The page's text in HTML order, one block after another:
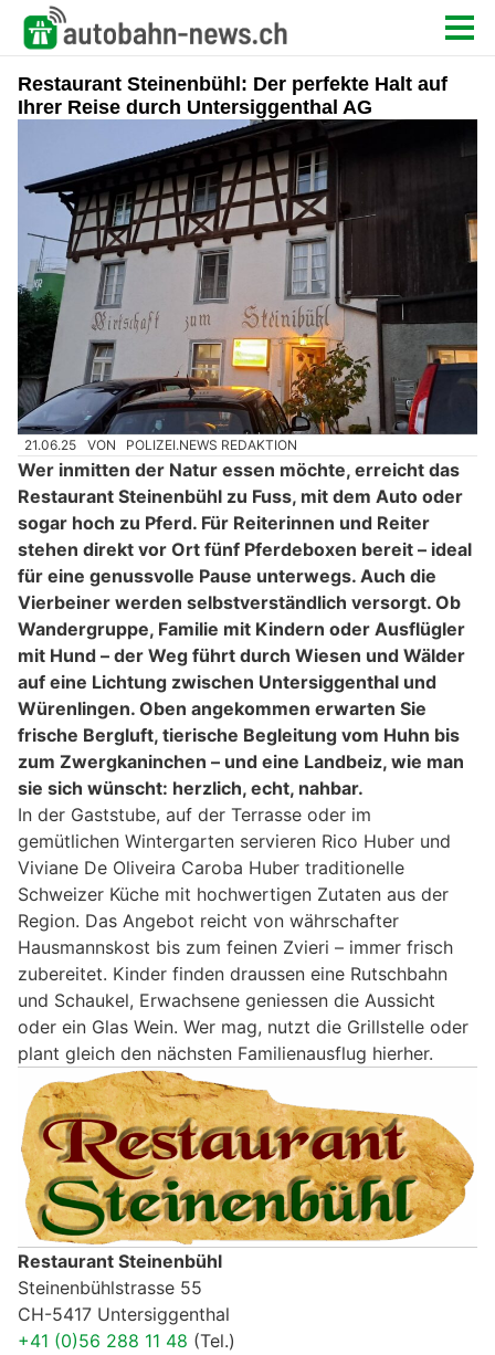
Restaurant Steinenbühl: Der perfekte Halt auf
Ihrer Reise durch Untersiggenthal AG
21.06.25 VON POLIZEI.NEWS REDAKTION
Wer inmitten der Natur essen möchte, erreicht das
Restaurant Steinenbühl zu Fuss, mit dem Auto oder
sogar hoch zu Pferd. Für Reiterinnen und Reiter
stehen direkt vor Ort fünf Pferdeboxen bereit – ideal
für eine genussvolle Pause unterwegs. Auch die
Vierbeiner werden selbstverständlich versorgt. Ob
Wandergruppe, Familie mit Kindern oder Ausflügler
mit Hund – der Weg führt durch Wiesen und Wälder
auf eine Lichtung zwischen Untersiggenthal und
Würenlingen. Oben angekommen erwarten Sie
frische Bergluft, tierische Begleitung vom Huhn bis
zum Zwergkaninchen – und eine Landbeiz, wie man
sie sich wünscht: herzlich, echt, nahbar.
In der Gaststube, auf der Terrasse oder im
gemütlichen Wintergarten servieren Rico Huber und
Viviane De Oliveira Caroba Huber traditionelle
Schweizer Küche mit hochwertigen Zutaten aus der
Region. Das Angebot reicht von währschafter
Hausmannskost bis zum feinen Zvieri – immer frisch
zubereitet. Kinder finden draussen eine Rutschbahn
und Schaukel, Erwachsene geniessen die Aussicht
oder ein Glas Wein. Wer mag, nutzt die Grillstelle oder
plant gleich den nächsten Familienausflug hierher.
Restaurant Steinenbühl
Steinenbühlstrasse 55
CH-5417 Untersiggenthal
+41 (0)56 288 11 48 (Tel.)